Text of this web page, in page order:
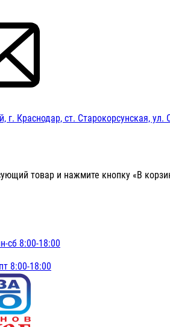
г. Краснодар, ст. Старокорсунская,
товар и нажмите кнопку «В
сб 8:00-18:00
8:00-18:00